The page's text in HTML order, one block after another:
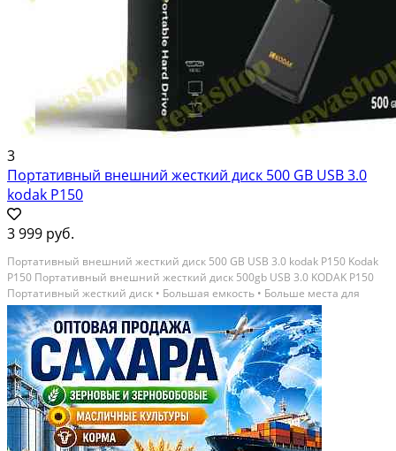
3
Портативный внешний жесткий диск 500 GB USB 3.0
kodak P150
3 999 руб.
Портативный внешний жесткий диск 500 GB USB 3.0 kodak P150 Kodak
P150 Портативный внешний жесткий диск 500gb USB 3.0 KODAK P150
Портативный жесткий диск • Большая емкость • Больше места для
хранения Обеспечивает большое пространство для хранения
фотографии, музыка, фильмы, данные всё можно...